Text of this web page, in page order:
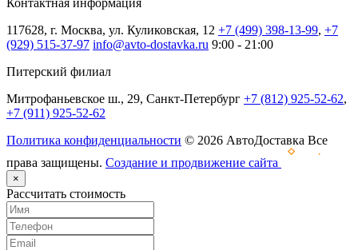
117628, г. Москва, ул. Куликовская, 12 +7 (499) 398-13-99, +7
(929) 515-37-97 info@avto-dostavka.ru 9:00 - 21:00
Питерский филиал
Митрофаньевское ш., 29, Санкт-Петербург +7 (812) 925-52-62,
+7 (911) 925-52-62
Политика конфиденциальности © 2026 АвтоДоставка Все
права защищены. Создание и продвижение сайта
×
Рассчитать стоимость